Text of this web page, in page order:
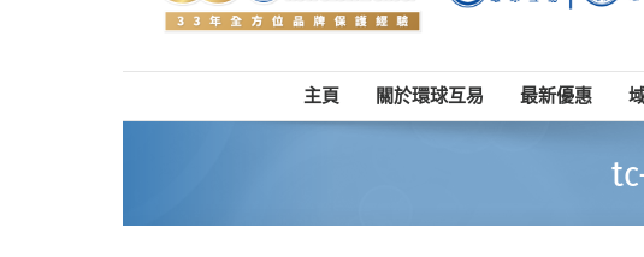
主頁 關於環球互易 最新優惠